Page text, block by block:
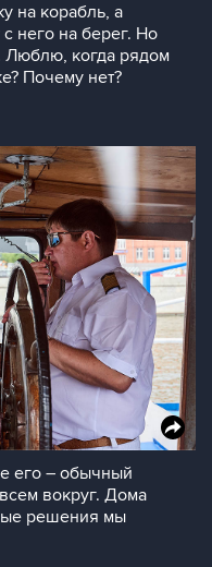
на корабль, а
него на берег. Но
Люблю, когда рядом
Почему нет?
его – обычный
вокруг. Дома
решения мы